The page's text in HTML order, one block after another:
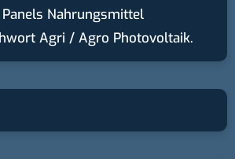
Nahrungsmittel
Agri / Agro Photovoltaik.